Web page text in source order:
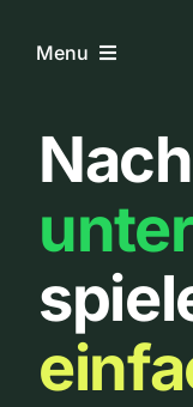
InhaltMenu
Home
Über uns
Urbanlist